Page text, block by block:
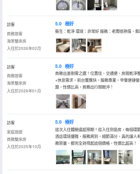
訪客
商務旅客
海景雙床房
入住於2026年02月
5.0 極好
衞生：乾淨 環境：非常好 服務：老闆很熱情，
訪客
商務旅客
海景雙床房
入住於2026年01月
5.0 極好
商務出差剛需之選！位置佳、交通便，房間乾淨
+休息需求。前台響應快，服務專業，早餐便捷
題，性價比高，商務出行閉眼沖！
訪客
家庭旅遊
商務雙床房
入住於2025年10月
5.0 極好
這次入住體驗遠超預期！從入住到退房，每個環
酒店環境優雅，服務周到，細節滿分，真的讓人
務質量，都完全對得起這個價格，性價比超高！